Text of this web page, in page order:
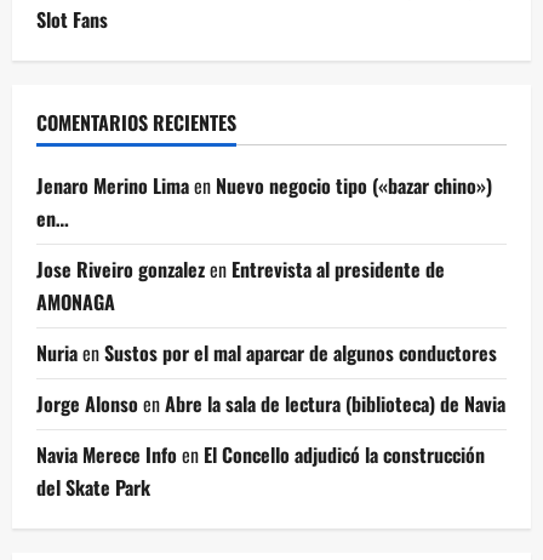
Slot Fans
COMENTARIOS RECIENTES
Jenaro Merino Limaen Nuevo negocio tipo («bazar chino»)
en…
Jose Riveiro gonzalezen Entrevista al presidente de
AMONAGA
NuriaenSustos por el mal aparcar de algunos conductores
Jorge AlonsoenAbre la sala de lectura (biblioteca) de Navia
Navia Merece Infoen El Concello adjudicó la construcción
del Skate Park